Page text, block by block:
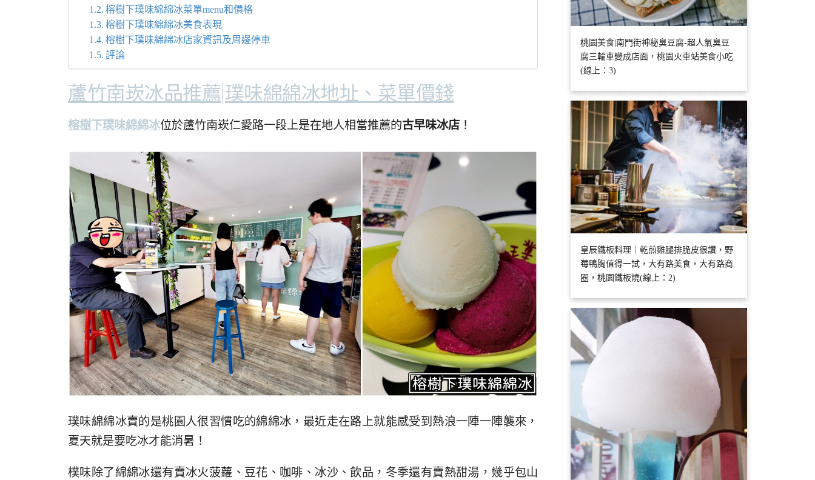
榕樹下璞味綿綿冰菜單menu和價格
榕樹下璞味綿綿冰美食表現
榕樹下璞味綿綿冰店家資訊及周邊停車
評論
蘆竹南崁冰品推薦|璞味綿綿冰地址、菜單價錢
榕樹下璞味綿綿冰位於蘆竹南崁仁愛路一段上是在地人相當推薦的古早味冰店 ！
璞味綿綿冰賣的是桃園人很習慣吃的綿綿冰，最近走在路上就能感受到熱浪一陣一陣襲來，
夏天就是要吃冰才能消暑！
樸味除了綿綿冰還有賣冰火菠蘿、豆花、咖啡、冰沙、飲品，冬季還有賣熱甜湯，幾乎包山
桃園美食|南門街神秘臭豆腐-超人氣臭豆
腐三輪車變成店面，桃園火車站美食小吃
(線上：3)
皇辰鐵板料理｜乾煎雞腿排脆皮很讚，野
莓鴨胸值得一試，大有路美食，大有路商
圈，桃園鐵板燒(線上：2)